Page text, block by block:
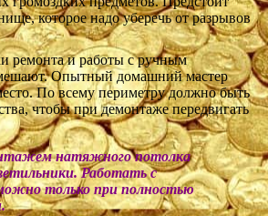
которое надо уберечь от разрывов
ремонта и работы с ручным
Опытный домашний мастер
По всему периметру должно быть
чтобы при демонтаже передвигать
натяжного потолка
Работать с
только при полностью